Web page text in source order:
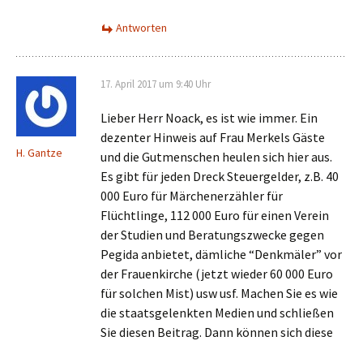
Antworten
H. Gantze
17. April 2017 um 9:40 Uhr
Lieber Herr Noack, es ist wie immer. Ein
dezenter Hinweis auf Frau Merkels Gäste
und die Gutmenschen heulen sich hier aus.
Es gibt für jeden Dreck Steuergelder, z.B. 40
000 Euro für Märchenerzähler für
Flüchtlinge, 112 000 Euro für einen Verein
der Studien und Beratungszwecke gegen
Pegida anbietet, dämliche “Denkmäler” vor
der Frauenkirche (jetzt wieder 60 000 Euro
für solchen Mist) usw usf. Machen Sie es wie
die staatsgelenkten Medien und schließen
Sie diesen Beitrag. Dann können sich diese